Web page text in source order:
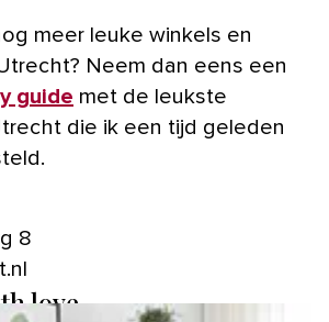
meer leuke winkels en
Neem dan eens een
guide met de leukste
die ik een tijd geleden
8
love